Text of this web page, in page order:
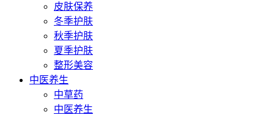
皮肤保养
冬季护肤
秋季护肤
夏季护肤
整形美容
中医养生
中草药
中医养生